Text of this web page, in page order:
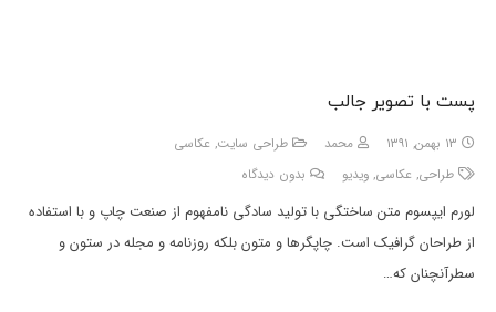
پست با تصویر جالب
محمد طراحی سایت, عکاسی
طراحی,عکاسی,ویدیو بدون دیدگاه
لورم ایپسوم متن ساختگی با تولید سادگی نامفهوم از صنعت چاپ و با استفاده
از طراحان گرافیک است. چاپگرها و متون بلکه روزنامه و مجله در ستون و
سطرآنچنان که…